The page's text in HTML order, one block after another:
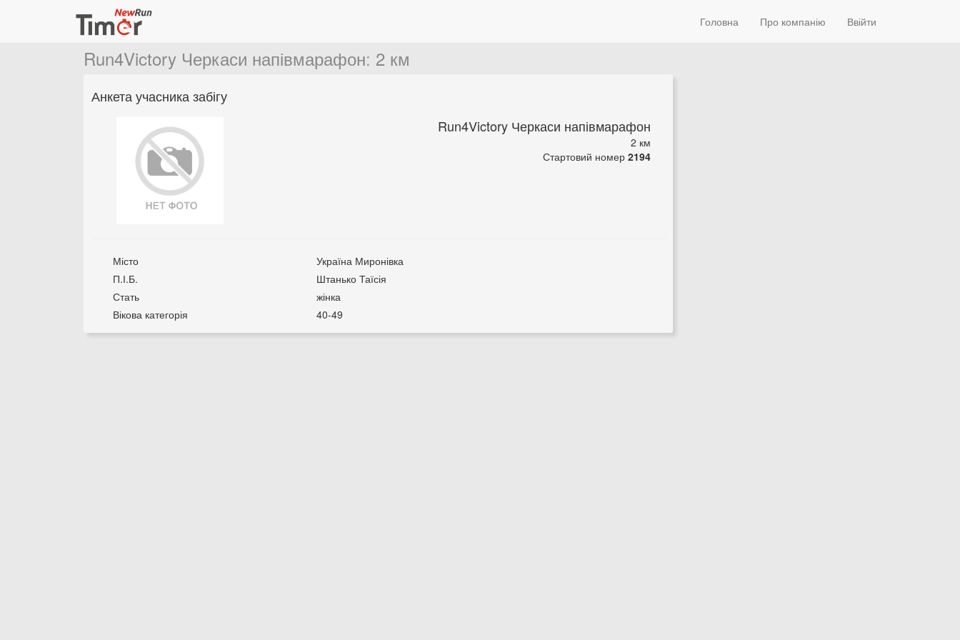
Головна Про компанію Ввійти
Run4Victory Черкаси напівмарафон: 2 км
Анкета учасника забігу
Run4Victory Черкаси напівмарафон
2 км
Стартовий номер 2194
Місто
Україна Миронівка
П.І.Б.
Штанько Таїсія
Стать
жінка
Вікова категорія
40-49